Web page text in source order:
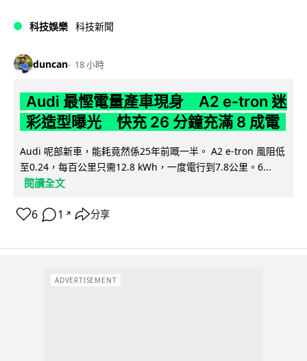
科技娛樂 科技新聞
duncan 18 小時
Audi 最慳電量產車現身 A2 e-tron 迷
彩造型曝光 快充 26 分鐘充滿 8 成電
Audi 呢部新車，能耗竟然係25年前嘅一半。 A2 e-tron 風阻低
至0.24，每百公里只需12.8 kWh，一度電行到7.8公里。6...
閱讀全文
6 1 ↗ 分享
ADVERTISEMENT